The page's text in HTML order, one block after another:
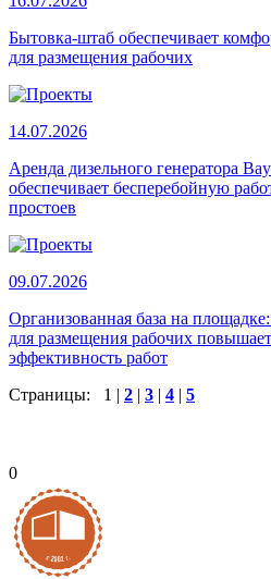
Бытовка‑штаб обеспечивает
для размещения рабочих
14.07.2026
Аренда дизельного генератора
обеспечивает бесперебойную
простоев
09.07.2026
Организованная база на
для размещения рабочих
эффективность работ
Страницы: 1 | 2 | 3 | 4 | 5
0